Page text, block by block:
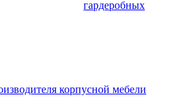
гардеробных